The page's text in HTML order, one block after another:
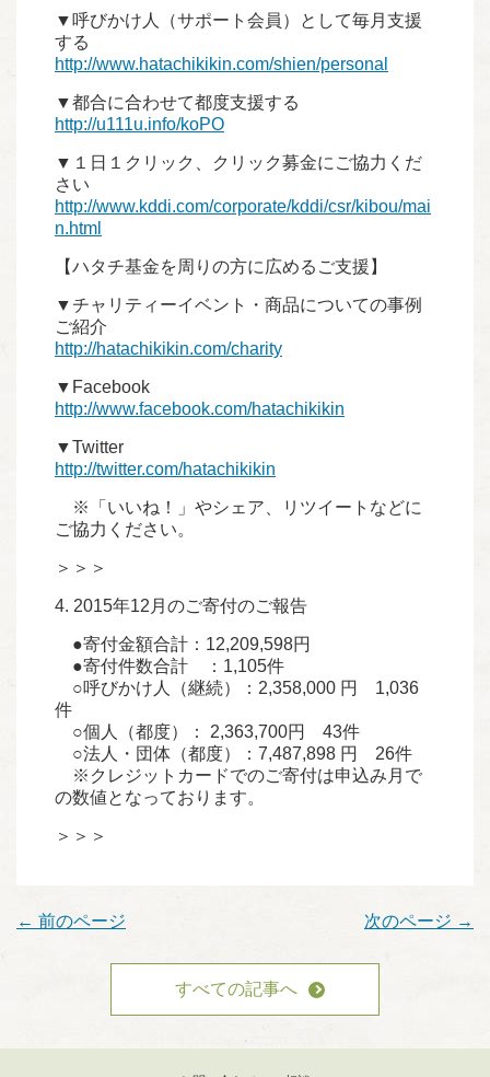
▼呼びかけ人（サポート会員）として毎月支援
する
http://www.hatachikikin.com/shien/personal
▼都合に合わせて都度支援する
http://u111u.info/koPO
▼１日１クリック、クリック募金にご協力くだ
さい
http://www.kddi.com/corporate/kddi/csr/kibou/mai
n.html
【ハタチ基金を周りの方に広めるご支援】
▼チャリティーイベント・商品についての事例
ご紹介
http://hatachikikin.com/charity
▼Facebook
http://www.facebook.com/hatachikikin
▼Twitter
http://twitter.com/hatachikikin
※「いいね！」やシェア、リツイートなどに
ご協力ください。
＞＞＞
4. 2015年12月のご寄付のご報告
●寄付金額合計：12,209,598円
●寄付件数合計 ：1,105件
○呼びかけ人（継続）：2,358,000 円 1,036
件
○個人（都度）： 2,363,700円 43件
○法人・団体（都度）：7,487,898 円 26件
※クレジットカードでのご寄付は申込み月で
の数値となっております。
＞＞＞
← 前のページ 次のページ →
すべての記事へ